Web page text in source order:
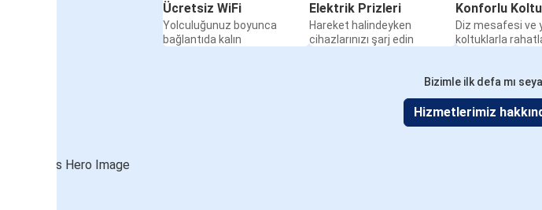
Ücretsiz WiFi
Yolculuğunuz boyunca
bağlantıda kalın
Elektrik Prizleri
Hareket halindeyken
cihazlarınızı şarj edin
Konforlu
Diz mesafesi ve
koltuklarla
Bizimle ilk defa mı
Hizmetlerimiz